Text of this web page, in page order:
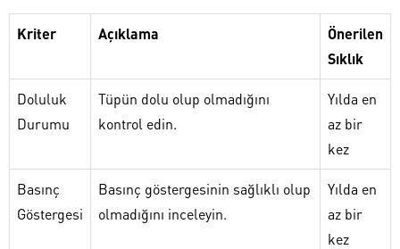
Kriter Açıklama
Önerilen
Sıklık
Doluluk
Durumu
Tüpün dolu olup olmadığını
kontrol edin.
Yılda en
az bir
kez
Basınç
Göstergesi
Basınç göstergesinin sağlıklı olup
olmadığını inceleyin.
Yılda en
az bir
kez